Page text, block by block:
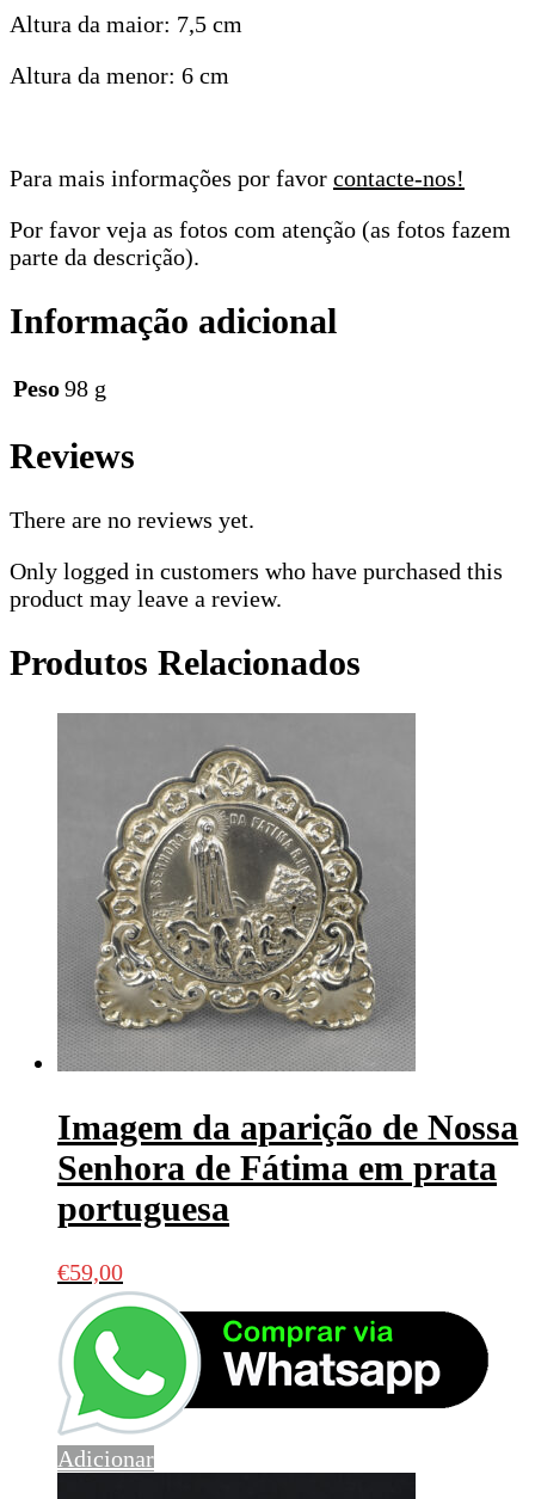
Altura da maior: 7,5 cm
Altura da menor: 6 cm
Para mais informações por favor contacte-nos!
Por favor veja as fotos com atenção (as fotos fazem
parte da descrição).
Informação adicional
Peso98 g
Reviews
There are no reviews yet.
Only logged in customers who have purchased this
product may leave a review.
Produtos Relacionados
Imagem da aparição de Nossa
Senhora de Fátima em prata
portuguesa
€59,00
Adicionar